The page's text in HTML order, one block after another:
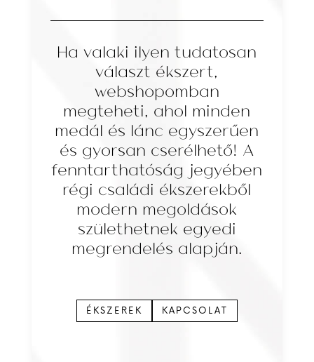
Ha valaki ilyen tudatosan
választ ékszert,
webshopomban
megteheti, ahol minden
medál és lánc egyszerűen
és gyorsan cserélhető! A
fenntarthatóság jegyében
régi családi ékszerekből
modern megoldások
születhetnek egyedi
megrendelés alapján.
ÉKSZEREK KAPCSOLAT